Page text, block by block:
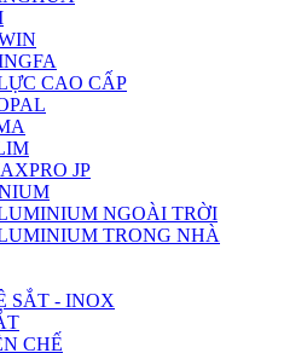
CAO CẤP
JP
NGOÀI TRỜI
TRONG NHÀ
SẮT - INOX
CHẾ